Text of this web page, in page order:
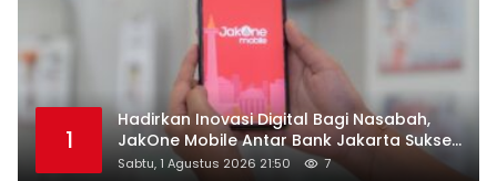
1
Hadirkan Inovasi Digital Bagi Nasabah,
JakOne Mobile Antar Bank Jakarta Sukses
Raih Digital Excellence Awards 2026
Sabtu, 1 Agustus 2026 21:50 7